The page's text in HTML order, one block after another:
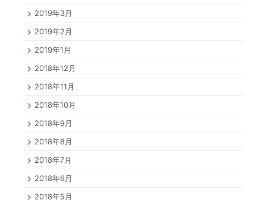
2019年3月
2019年2月
2019年1月
2018年12月
2018年11月
2018年10月
2018年9月
2018年8月
2018年7月
2018年6月
2018年5月